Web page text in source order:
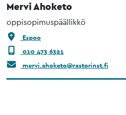
Mervi Ahoketo
oppisopimuspäällikkö
Espoo
010 473 6321
mervi.ahoketo@rastorinst.fi